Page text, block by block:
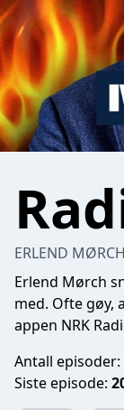
ERLEND MØRCH
Erlend Mørch
med. Ofte gøy,
appen NRK
Antall episoder:
Siste episode: